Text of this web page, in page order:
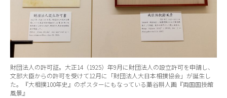
財団法人の許可証。大正14（1925）年9月に財団法人の設立許可を申請し、
文部大臣からの許可を受けて12月に「財団法人大日本相撲協会」が誕生し
た。『大相撲100年史』のポスターにもなっている藁谷耕人画『両国国技館
風景』